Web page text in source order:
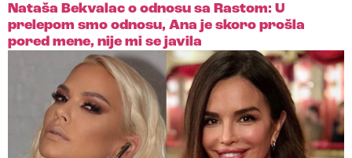
Nataša Bekvalac o odnosu sa Rastom: U
prelepom smo odnosu, Ana je skoro prošla
pored mene, nije mi se javila